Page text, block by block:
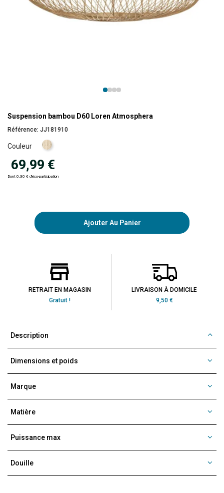
Suspension bambou D60 Loren Atmosphera
Référence: JJ181910
Couleur
Naturel
clair
69,99 €
Dont 0,30 € d'éco-participation
Ajouter Au Panier
RETRAIT EN MAGASIN
Gratuit !
LIVRAISON À DOMICILE
9,50 €
Description
Dimensions et poids
Marque
Matière
Puissance max
Douille